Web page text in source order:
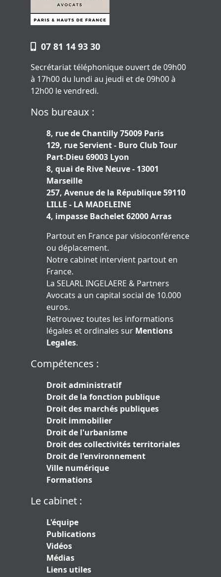
07 81 14 93 30
Secrétariat téléphonique ouvert de 09h00
à 17h00 du lundi au jeudi et de 09h00 à
12h00 le vendredi.
Nos bureaux :
8, rue de Chantilly 75009 Paris
129, rue Servient - Buro Club Tour
Part-Dieu 69003 Lyon
8, quai de Rive Neuve - 13001
Marseille
257, Avenue de la République 59110
LILLE - LA MADELEINE
4, impasse Bachelet 62000 Arras
Partout en France par visioconférence
ou déplacement.
Notre cabinet intervient partout en
France.
La SELARL INGELAERE & Partners
Avocats a un capital social de 10.000
euros.
Retrouvez toutes les informations
légales et ordinales sur Mentions
Legales.
Compétences :
Droit administratif
Droit de la fonction publique
Droit des marchés publiques
Droit immobilier
Droit de l'urbanisme
Droit des collectivités territoriales
Droit de l'environnement
Ville numérique
Formations
Le cabinet :
L'équipe
Publications
Vidéos
Médias
Liens utiles